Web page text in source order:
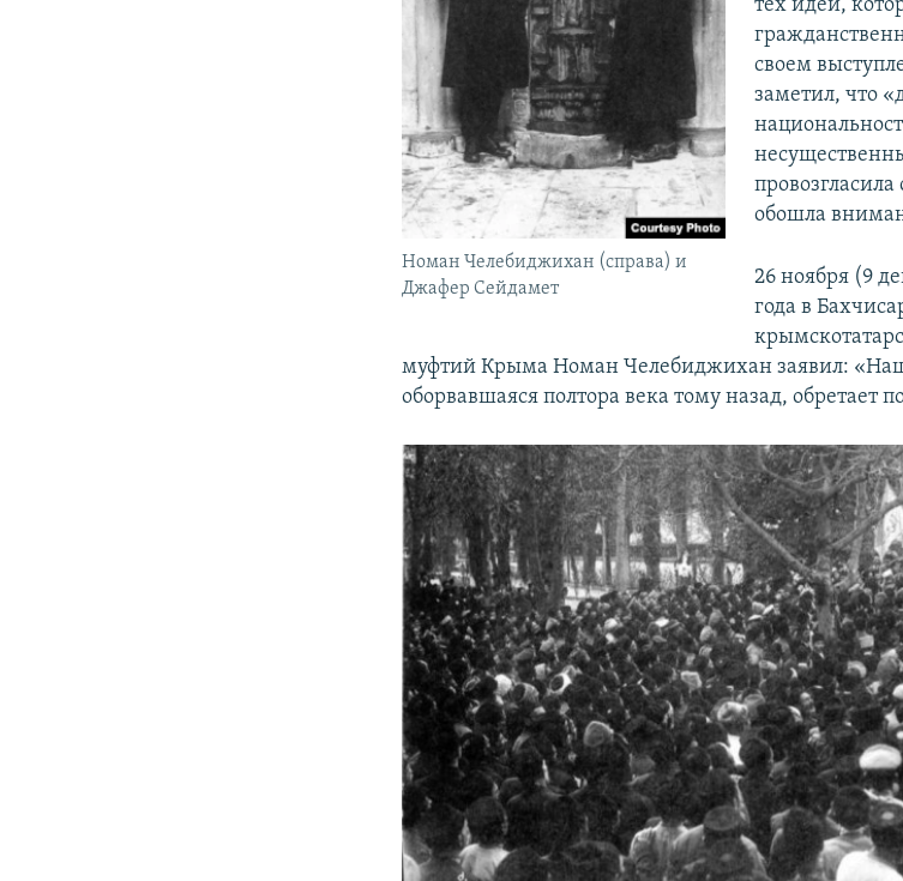
Номан Челебиджихан (справа) и
Джафер Сейдамет
тех идей,
своем
заметил, что
обошла
26 ноября (9
года в
муфтий Крыма Номан Челебиджихан заявил:
оборвавшаяся полтора века тому назад, обретает